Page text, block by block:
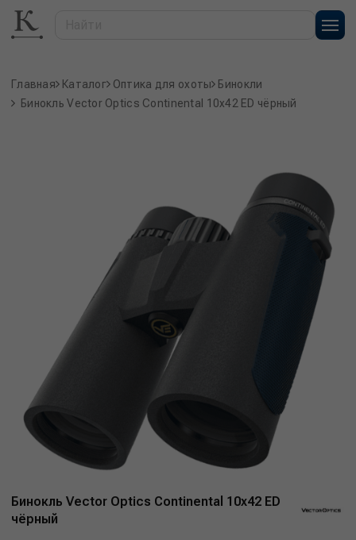
Главная Каталог Оптика для охоты Бинокли
Бинокль Vector Optics Continental 10x42 ED чёрный
Бинокль Vector Optics Continental 10x42 ED
чёрный